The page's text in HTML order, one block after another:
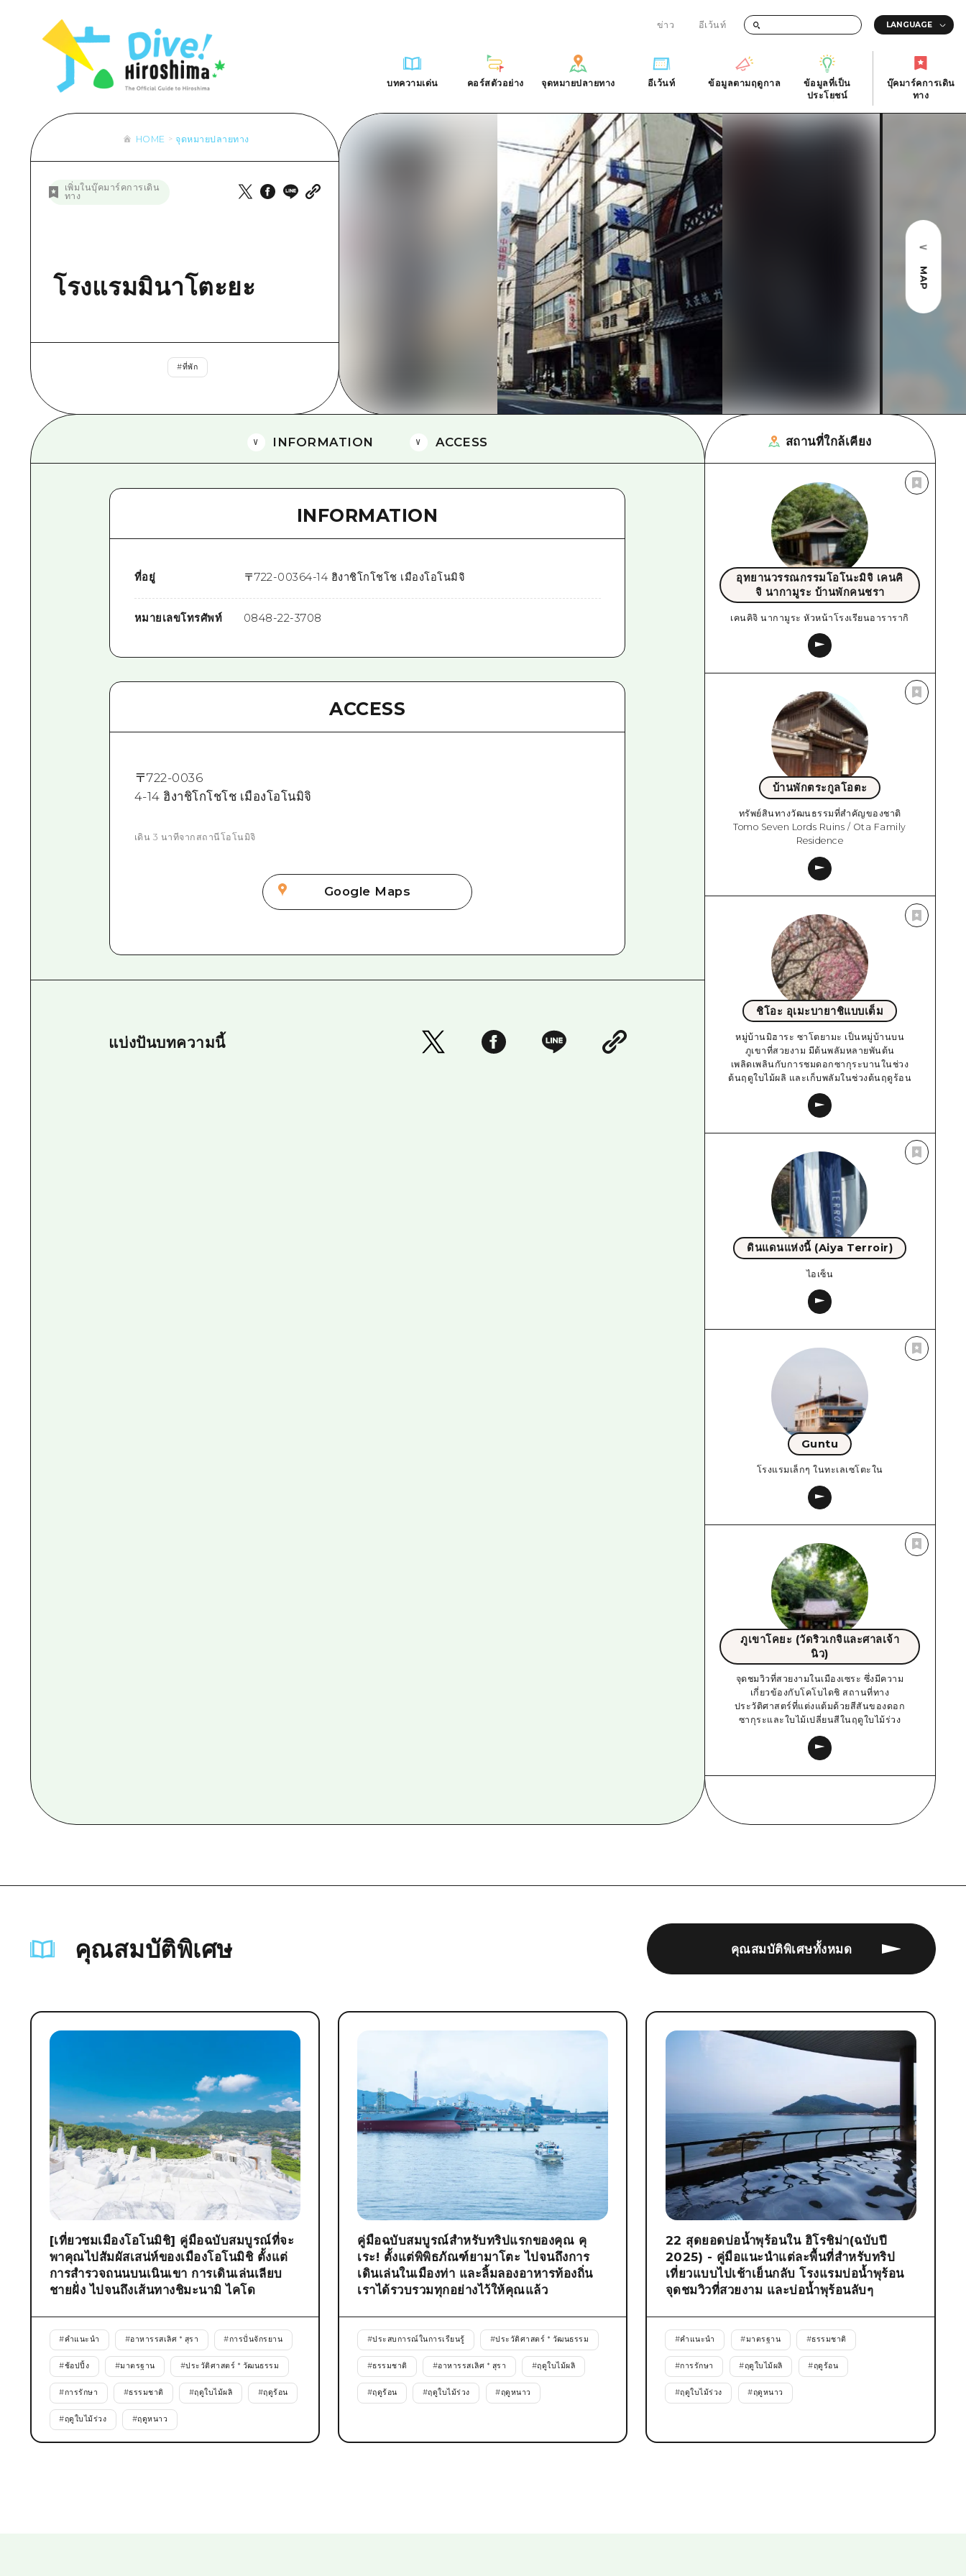
ข่าว อีเว้นท์
บทความเด่น
รายการ
คำแนะนำ
ประสบการณ์ / ในการเรียนรู้
มาตรฐาน
ประวัติศาสตร์ / วัฒนธรรม
การรักษา
ธรรมชาติ
คอร์สตัวอย่าง
บริเวณรอบเมืองฮิโรชิม่า
อากิ
บิงโก
บิโฮค
เกโฮค
บริเวณรอบๆ มิยาจิมะ
ยามากุจิตะวันออก
จุดหมายปลายทาง
รายการ
บริเวณรอบเมืองฮิโรชิม่า
อากิ
บิงโก
บิโฮคุ
เกโฮคุ
บริเวณรอบๆ มิยาจิมะ
ยามากุจิตะวันออก
จังหวัดเอฮิเมะ
ชิมาเนะ
อีเว้นท์
ข้อมูลตามฤดูกาล
ข้อมูลที่เป็น
ประโยชน์
ความแออัดของสิ่งอำนวยความสะดวก
ฮิโรชิมะโอโมะเตะนะชิ
ฮิโรชิม่า ฟรี Wi-Fi
TRAVELPAL International
ไกด์อาสาสมัครไ
วิดีโอฮิโรชิม่า
บุ๊คมาร์คการเดิน
ทาง
รายการ
อาหารรสเลิศ / สุรา
การปั่นจักรยาน
ช้อปปิ้ง
กีฬา ประวัติศาสตร์ / วัฒนธรรม
ธรรมชาติ
รายการ
คู่มือ Dive! Hiroshima
ฮิโรชิม่า โมชิ โมชิ ทราเวล
เกโฮค
บริเวณรอบๆ มิยาจิมะ
บริเวณรอบเมืองฮิโรชิม่า
บิโฮคุ
รายการ
เข้าถึงเข้าถึง
สรุปการจราจรรอง
ความแออัดของสิ่งอำนวยความสะดวก
ตั๋วเที่ยวคุ้มค่าตั๋วเที่ยวคุ้มค่า
บริการรับฝากและจัดส่งสัมภาระ
ฮิโรชิม่า ฟรี Wi-Fi
ไกด์อาสาสมัครไ
วิดีโอฮิโรชิม่า
ดาวน์โหลดรูปภาพ
ข้อมูลการขนส่งระหว่างเกิดภัยพิบัติ
HOME จุดหมายปลายทาง
เพิ่มในบุ๊คมาร์คการเดิน
ทาง
โรงแรมมินาโตะยะ
#ที่พัก
MAP
INFORMATION ACCESS
INFORMATION
ที่อยู่ 〒722-00364-14 ฮิงาชิโกโชโช เมืองโอโนมิจิ
หมายเลขโทรศัพท์ 0848-22-3708
ACCESS
〒722-0036
4-14 ฮิงาชิโกโชโช เมืองโอโนมิจิ
เดิน 3 นาทีจากสถานีโอโนมิจิ
Google Maps
แบ่งปันบทความนี้
สถานที่ใกล้เคียง
อุทยานวรรณกรรมโอโนะมิจิ เคนคิ
จิ นากามูระ บ้านพักคนชรา
เคนคิจิ นากามูระ หัวหน้าโรงเรียนอารารากิ
บ้านพักตระกูลโอตะ
ทรัพย์สินทางวัฒนธรรมที่สำคัญของชาติ
Tomo Seven Lords Ruins / Ota Family
Residence
ชิโอะ อุเมะบายาชิแบบเต็ม
หมู่บ้านมิฮาระ ซาโตยามะ เป็นหมู่บ้านบน
ภูเขาที่สวยงาม มีต้นพลัมหลายพันต้น
เพลิดเพลินกับการชมดอกซากุระบานในช่วง
ต้นฤดูใบไม้ผลิ และเก็บพลัมในช่วงต้นฤดูร้อน
ดินแดนแห่งนี้ (Aiya Terroir)
ไอเซ็น
Guntu
โรงแรมเล็กๆ ในทะเลเซโตะใน
ภูเขาโคยะ (วัดริวเกจิและศาลเจ้า
นิว)
จุดชมวิวที่สวยงามในเมืองเซระ ซึ่งมีความ
เกี่ยวข้องกับโคโบไดชิ สถานที่ทาง
ประวัติศาสตร์ที่แต่งแต้มด้วยสีสันของดอก
ซากุระและใบไม้เปลี่ยนสีในฤดูใบไม้ร่วง
คุณสมบัติพิเศษ คุณสมบัติพิเศษทั้งหมด
[เที่ยวชมเมืองโอโนมิชิ] คู่มือฉบับสมบูรณ์ที่จะ
พาคุณไปสัมผัสเสน่ห์ของเมืองโอโนมิชิ ตั้งแต่
การสำรวจถนนบนเนินเขา การเดินเล่นเลียบ
ชายฝั่ง ไปจนถึงเส้นทางชิมะนามิ ไคโด
#คำแนะนำ #อาหารรสเลิศ * สุรา #การปั่นจักรยาน
#ช้อปปิ้ง #มาตรฐาน #ประวัติศาสตร์ * วัฒนธรรม
#การรักษา #ธรรมชาติ #ฤดูใบไม้ผลิ #ฤดูร้อน
#ฤดูใบไม้ร่วง #ฤดูหนาว
คู่มือฉบับสมบูรณ์สำหรับทริปแรกของคุณ คุ
เระ! ตั้งแต่พิพิธภัณฑ์ยามาโตะ ไปจนถึงการ
เดินเล่นในเมืองท่า และลิ้มลองอาหารท้องถิ่น
เราได้รวบรวมทุกอย่างไว้ให้คุณแล้ว
#ประสบการณ์ในการเรียนรู้ #ประวัติศาสตร์ * วัฒนธรรม
#ธรรมชาติ #อาหารรสเลิศ * สุรา #ฤดูใบไม้ผลิ
#ฤดูร้อน #ฤดูใบไม้ร่วง #ฤดูหนาว
22 สุดยอดบ่อน้ำพุร้อนใน ฮิโรชิม่า(ฉบับปี
2025) - คู่มือแนะนำแต่ละพื้นที่สำหรับทริป
เที่ยวแบบไปเช้าเย็นกลับ โรงแรมบ่อน้ำพุร้อน
จุดชมวิวที่สวยงาม และบ่อน้ำพุร้อนลับๆ
#คำแนะนำ #มาตรฐาน #ธรรมชาติ
#การรักษา #ฤดูใบไม้ผลิ #ฤดูร้อน
#ฤดูใบไม้ร่วง #ฤดูหนาว